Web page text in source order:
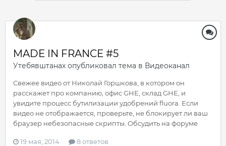
MADE IN FRANCE #5
Утебявштанах опубликовал тема в Видеоканал
Свежее видео от Николай Горшкова, в котором он
расскажет про компанию, офис GHE, склад GHE, и
увидите процесс бутилизации удобрений fluora. Если
видео не отображается, проверьте, не блокирует ли ваш
браузер небезопасные скрипты. Обсудить на форуме
19 мая, 2014 8 ответов